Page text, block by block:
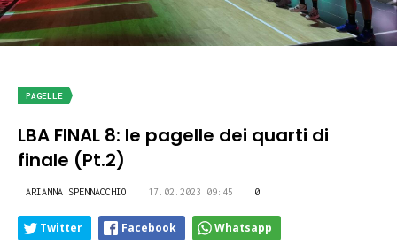
PAGELLE
LBA FINAL 8: le pagelle dei quarti di
finale (Pt.2)
ARIANNA SPENNACCHIO 17.02.2023 09:45 0
Twitter Facebook Whatsapp